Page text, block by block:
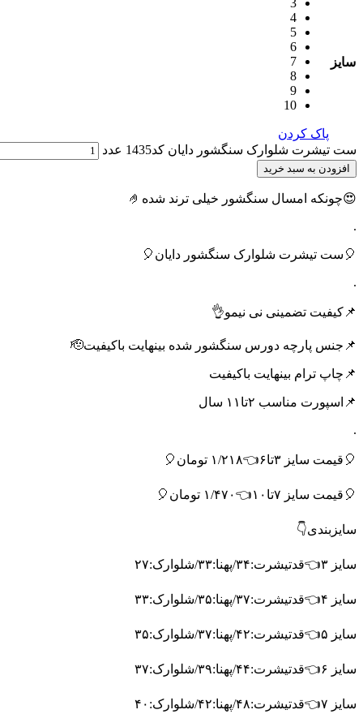
سایز
4
5
6
7
8
9
10
پاک کردن
ست تیشرت شلوارک سنگشور دایان کد1435 عدد
افزودن به سبد خرید
😍چونکه امسال سنگشور خیلی ترند شده🤌
.
🎈ست تیشرت شلوارک سنگشور دایان🎈
.
📌کیفیت تضمینی نی نیمو👌
📌جنس پارچه دورس سنگشور شده بینهایت باکیفیت🫡
📌چاپ ترام بینهایت باکیفیت
📌اسپورت مناسب ۲تا۱۱ سال
.
🎈قیمت سایز ۳تا۶👈۱/۲۱۸ تومان🎈
🎈قیمت سایز ۷تا۱۰👈۱/۴۷۰ تومان🎈
سایزبندی👇
سایز ۳👈قدتیشرت:۳۴/پهنا:۳۳/شلوارک:۲۷
سایز ۴👈قدتیشرت:۳۷/پهنا:۳۵/شلوارک:۳۳
سایز ۵👈قدتیشرت:۴۲/پهنا:۳۷/شلوارک:۳۵
سایز ۶👈قدتیشرت:۴۴/پهنا:۳۹/شلوارک:۳۷
سایز ۷👈قدتیشرت:۴۸/پهنا:۴۲/شلوارک:۴۰